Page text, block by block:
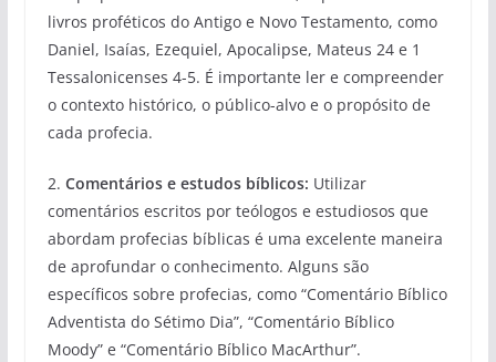
livros proféticos do Antigo e Novo Testamento, como
Daniel, Isaías, Ezequiel, Apocalipse, Mateus 24 e 1
Tessalonicenses 4-5. É importante ler e compreender
o contexto histórico, o público-alvo e o propósito de
cada profecia.
2. Comentários e estudos bíblicos: Utilizar
comentários escritos por teólogos e estudiosos que
abordam profecias bíblicas é uma excelente maneira
de aprofundar o conhecimento. Alguns são
específicos sobre profecias, como “Comentário Bíblico
Adventista do Sétimo Dia”, “Comentário Bíblico
Moody” e “Comentário Bíblico MacArthur”.